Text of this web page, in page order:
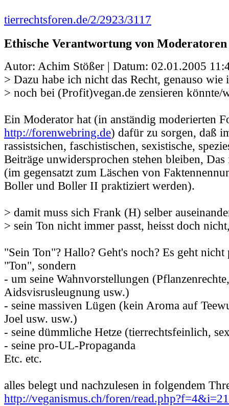
tierrechtsforen.de/2/2923/3117
Ethische Verantwortung von Moderatoren
Autor: Achim Stößer | Datum: 02.01.2005
> Dazu habe ich nicht das Recht, genauso wie
> noch bei (Profit)vegan.de zensieren könnte/
Ein Moderator hat (in anständig moderierten
http://forenwebring.de) dafür zu sorgen, daß
rassistsichen, faschistischen, sexistische,
Beiträge unwidersprochen stehen bleiben,
(im gegensatzt zum Läschen von
Boller und Boller II praktiziert werden).
> damit muss sich Frank (H) selber
> sein Ton nicht immer passt, heisst doch
"Sein Ton"? Hallo? Geht's noch? Es geht
"Ton", sondern
- um seine Wahnvorstellungen (Pflanzenrechte,
Aidsvisrusleugnung usw.)
- seine massiven Lügen (kein Aroma auf
Joel usw. usw.)
- seine dümmliche Hetze (tierrechtsfeinlich,
- seine pro-UL-Propaganda
Etc. etc.
alles belegt und nachzulesen in folgendem
http://veganismus.ch/foren/